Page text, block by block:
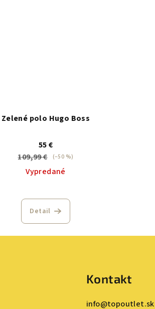
Zelené polo Hugo Boss
55 €
109,99 €
(–50 %)
Vypredané
Detail
Kontakt
info@topoutlet.sk